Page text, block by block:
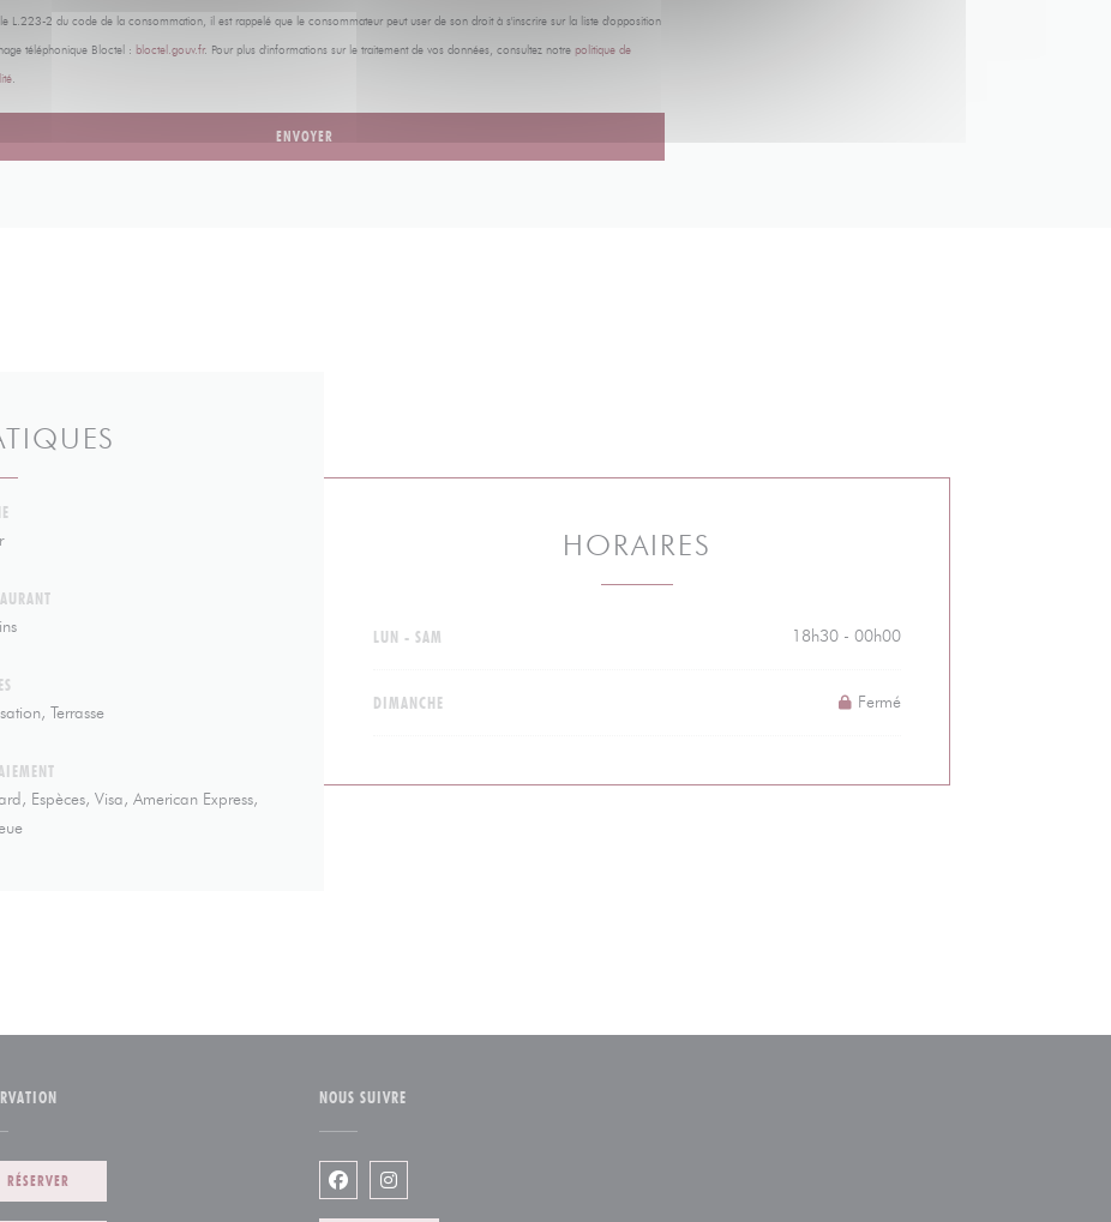
L.223-2 du code de la consommation, il est rappelé que le consommateur peut user de son droit à s'inscrire sur la liste d'opposition
téléphonique Bloctel : bloctel.gouv.fr. Pour plus d'informations sur le traitement de vos données, consultez notre politique de
.
Terrasse
Espèces, Visa, American Express,
HORAIRES
LUN -SAM 18h30 - 00h00
DIMANCHE Fermé
RÉSERVER
NOUS SUIVRE
Facebook ((ouvre une nouvelle fenêtre))
Instagram ((ouvre une nouvelle fenêtre))